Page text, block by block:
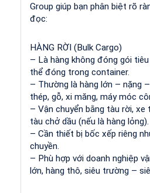
Group giúp bạn phân biệt rõ
đọc:
HÀNG RỜI (Bulk Cargo)
– Là hàng không đóng gói
thể đóng trong container.
– Thường là hàng lớn – nặng
thép, gỗ, xi măng, máy móc
– Vận chuyển bằng tàu rời, xe
tàu chở dầu (nếu là hàng lỏng).
– Cần thiết bị bốc xếp riêng
chuyền.
– Phù hợp với doanh nghiệp
lớn, hàng thô, siêu trường –